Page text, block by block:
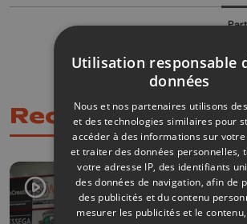
Utilisation responsable
données
Nous et nos partenaires utilisons
et des technologies similaires pour
accéder à des informations sur
et traiter des données personnelles,
votre adresse IP, des identifiants
des données de navigation, afin de
des publicités et du contenu
mesurer les publicités et le